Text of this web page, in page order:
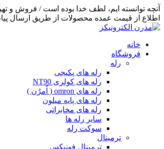
اطلاع از قیمت عمده محصولات از طریق ارسال پیام
خانه
فروشگاه
رله
رله های پکیجی
رله های کولری NT90
رله های omron ( اُمرُن )
رله های پایه میلون
رله های مخابراتی
سایر رله ها
سوکت رله
ترمینال
ترمینال فونیکس